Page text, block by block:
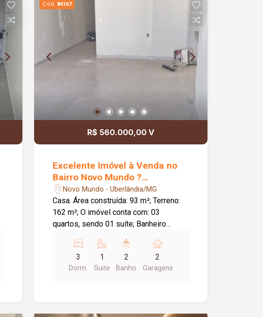
Cód. 84167
R$ 560.000,00 V
Excelente Imóvel à Venda no
Bairro Novo Mundo ?
Uberlândia/MG
Novo Mundo - Uberlândia/MG
Casa. Área construída: 93 m²; Terreno:
162 m²; O imóvel conta com: 03
quartos, sendo 01 suíte; Banheiro
Lavanderia independente; 02 vagas de
garagem; Diferenciais: Excelente
padrão de acabamento.
3
Dorm.
1
Suite
2
Banho
2
Garagens